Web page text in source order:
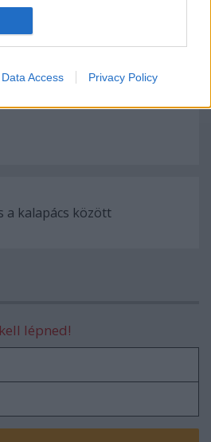
Data Access Privacy Policy
társművészetek
a kalapács között
lépned!